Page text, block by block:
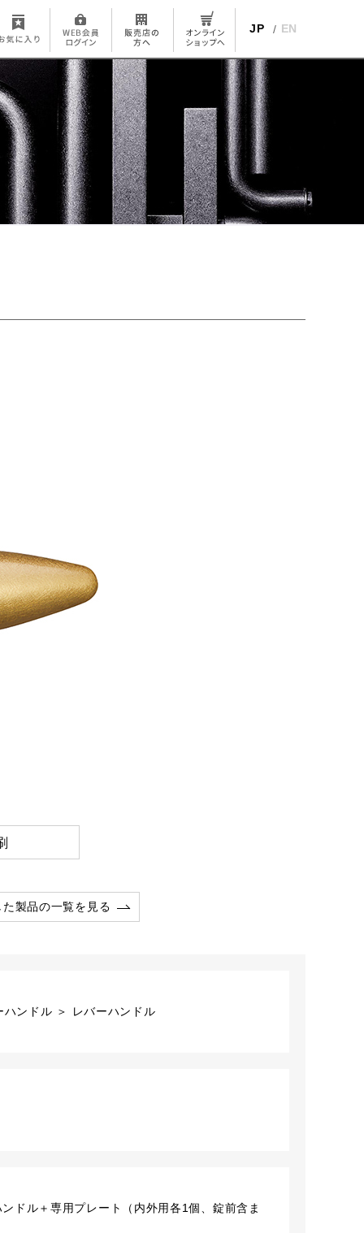
JP EN
製品の一覧を見る
ンドル ＞ レバーハンドル
ドル＋専用プレート（内外用各1個、錠前含ま